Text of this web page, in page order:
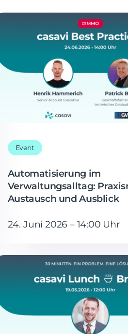
Event
Automatisierung im
Verwaltungsalltag:
Austausch und Ausblick
24. Juni 2026 – 14:00 Uhr